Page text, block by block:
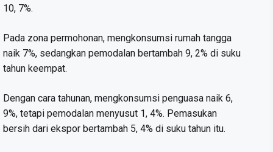
10, 7%.
Pada zona permohonan, mengkonsumsi rumah tangga
naik 7%, sedangkan pemodalan bertambah 9, 2% di suku
tahun keempat.
Dengan cara tahunan, mengkonsumsi penguasa naik 6,
9%, tetapi pemodalan menyusut 1, 4%. Pemasukan
bersih dari ekspor bertambah 5, 4% di suku tahun itu.